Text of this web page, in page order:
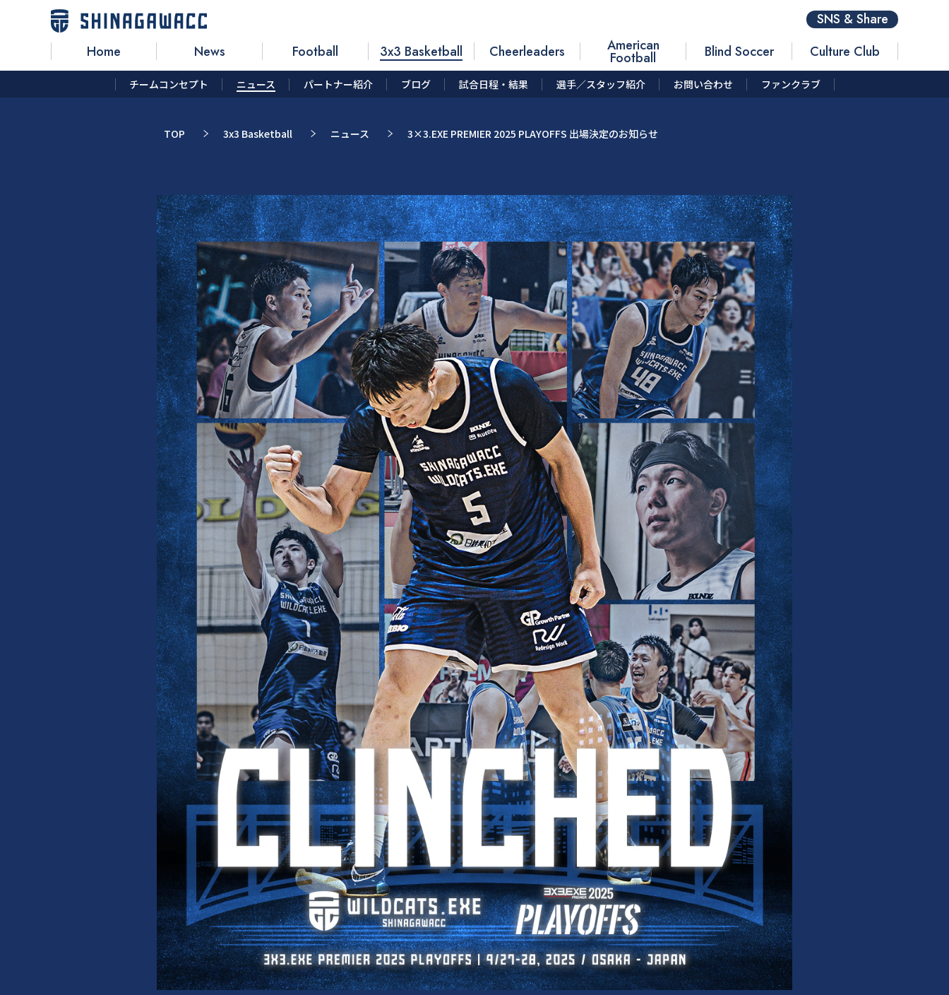
Home News Football 3x3 Basketball Cheerleaders American
Football Blind Soccer Culture Club
SNS & Share
チームコンセプト ニュース パートナー紹介 ブログ 試合日程・結果 選手／スタッフ紹介 お問い合わせ ファンクラブ
TOP 3x3 Basketball ニュース 3×3.EXE PREMIER 2025 PLAYOFFS 出場決定のお知らせ